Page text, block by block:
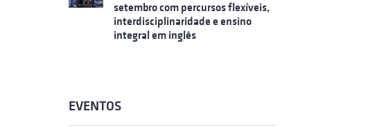
setembro com percursos flexíveis,
interdisciplinaridade e ensino
integral em inglês
EVENTOS